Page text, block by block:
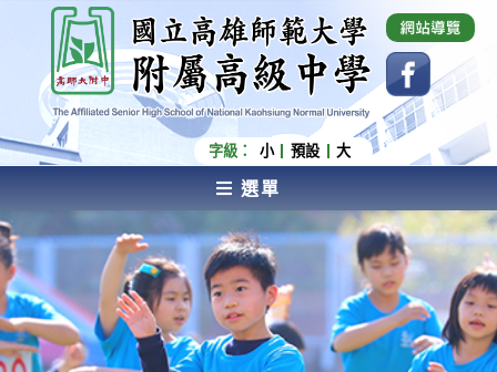
內
容
國立高雄師範大學附屬高級中學 Affiliated Senior
High School of National Kaohsiung Normal
University
字級： 小 預設 大
選單
AFFILIATED SENIOR HIGH SCHOOL OF NATIONAL
KAOHSIUNG NORMAL UNIVERSITY